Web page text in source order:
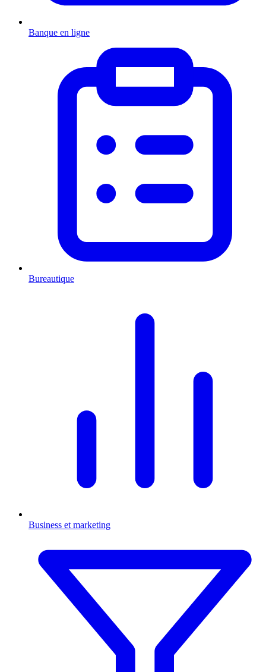
Banque en ligne
Bureautique
Business et marketing